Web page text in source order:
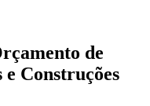
de
Construções